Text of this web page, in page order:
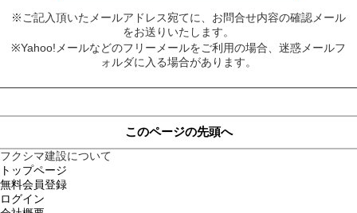
※ご記入頂いたメールアドレス宛てに、お問合せ内容の確認メール
をお送りいたします。
※Yahoo!メールなどのフリーメールをご利用の場合、迷惑メールフ
ォルダに入る場合があります。
このページの先頭へ
フクシマ建設について
トップページ
無料会員登録
ログイン